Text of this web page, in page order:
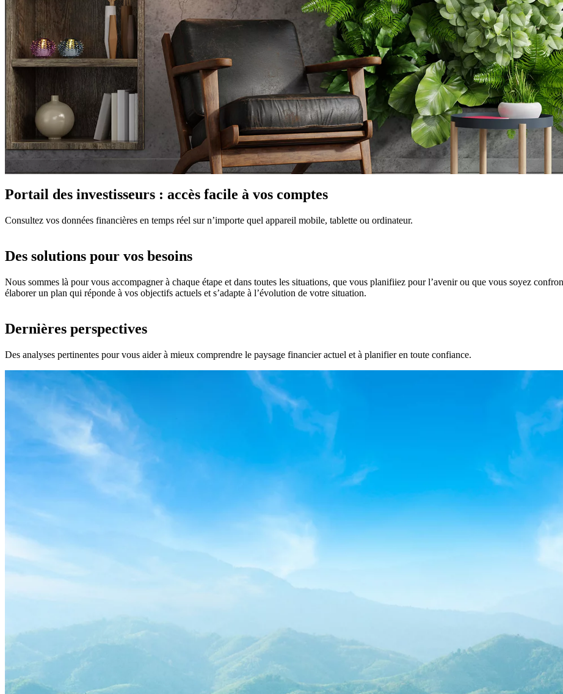
Portail des investisseurs : accès facile à vos comptes
Consultez vos données financières en temps réel sur n’importe quel appareil mobile, tablette ou ordinateur.
Des solutions pour vos besoins
Nous sommes là pour vous accompagner à chaque étape et dans toutes les situations, que vous planifiiez pour l’avenir ou que vous soyez
élaborer un plan qui réponde à vos objectifs actuels et s’adapte à l’évolution de votre situation.
Dernières perspectives
Des analyses pertinentes pour vous aider à mieux comprendre le paysage financier actuel et à planifier en toute confiance.